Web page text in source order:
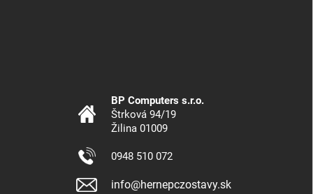
BP Computers s.r.o.
Štrková 94/19
Žilina 01009
0948 510 072
info@hernepczostavy.sk